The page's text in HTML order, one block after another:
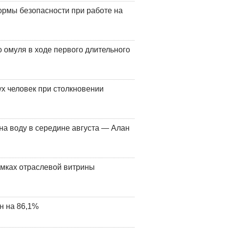
безопасности при работе на
в ходе первого длительного
человек при столкновении
воду в середине августа — Алан
отраслевой витрины
на 86,1%